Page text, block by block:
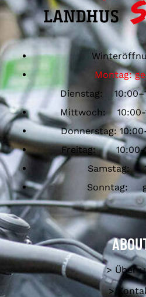
Montag:
Dienstag:
Mittwoch: 10:00-
Donnerstag:
Freitag: 10:00-
Samstag:
Sonntag:
> Über
>